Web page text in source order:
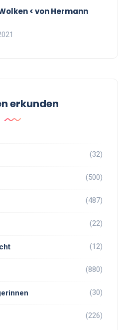
< von Hermann
erkunden
(32)
(500)
(487)
(22)
(12)
(880)
(30)
(226)